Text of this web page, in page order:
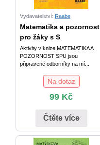
učení
ve
4.
ročníku
základní
školy
-
množství
Vydavatelství: Raabe
Matematika a pozornost
pro žáky s S
Aktivity v knize MATEMATIKA A
POZORNOST SPU jsou
připravené odborníky na mí...
Na dotaz
99 Kč
Čtěte více